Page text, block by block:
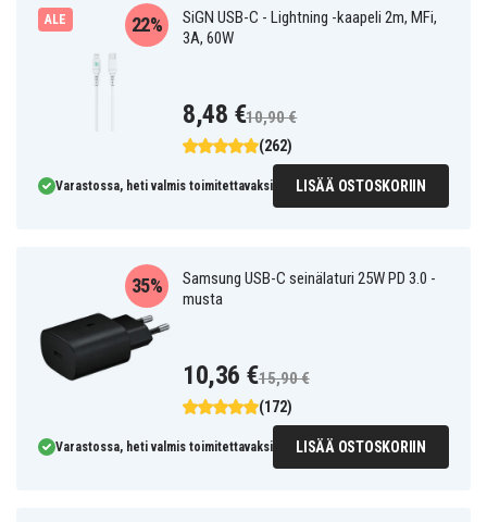
ALE
SiGN USB-C - Lightning -kaapeli 2m, MFi,
3A, 60W
(262)
22%
8,48 €10,90 €
Varastossa, heti valmis toimitettavaksi LISÄÄ OSTOSKORIIN
Samsung USB-C seinälaturi 25W PD 3.0 -
musta
(172)
35%
10,36 €15,90 €
Varastossa, heti valmis toimitettavaksi LISÄÄ OSTOSKORIIN